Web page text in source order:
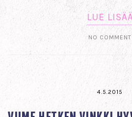
LUE
NO COMMENT
4.5.2015